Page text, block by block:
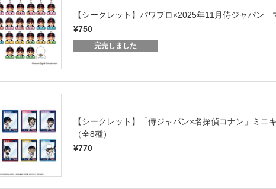
【シークレット】パワプロ×2025年11月侍ジャパン
¥750
完売しました
【シークレット】「侍ジャパン×名探偵コナン」ミニ
（全8種）
¥770